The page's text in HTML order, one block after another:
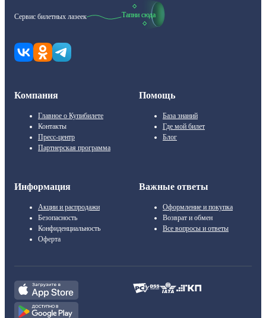
Сервис билетных лазеек Тапни сюда
Компания
Главное о Купибилете
Контакты
Пресс-центр
Партнерская программа
Помощь
База знаний
Где мой билет
Блог
Информация
Акции и распродажи
Безопасность
Конфиденциальность
Оферта
Важные ответы
Оформление и покупка
Возврат и обмен
Все вопросы и ответы